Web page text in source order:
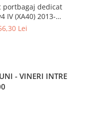
portbagaj dedicat
IV (XA40) 2013-
Slovenia (doar
Lei
- VINERI INTRE